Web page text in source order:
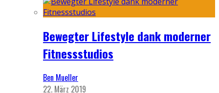
Bewegter Lifestyle dank moderner
Fitnessstudios
Ben Mueller
22. März 2019